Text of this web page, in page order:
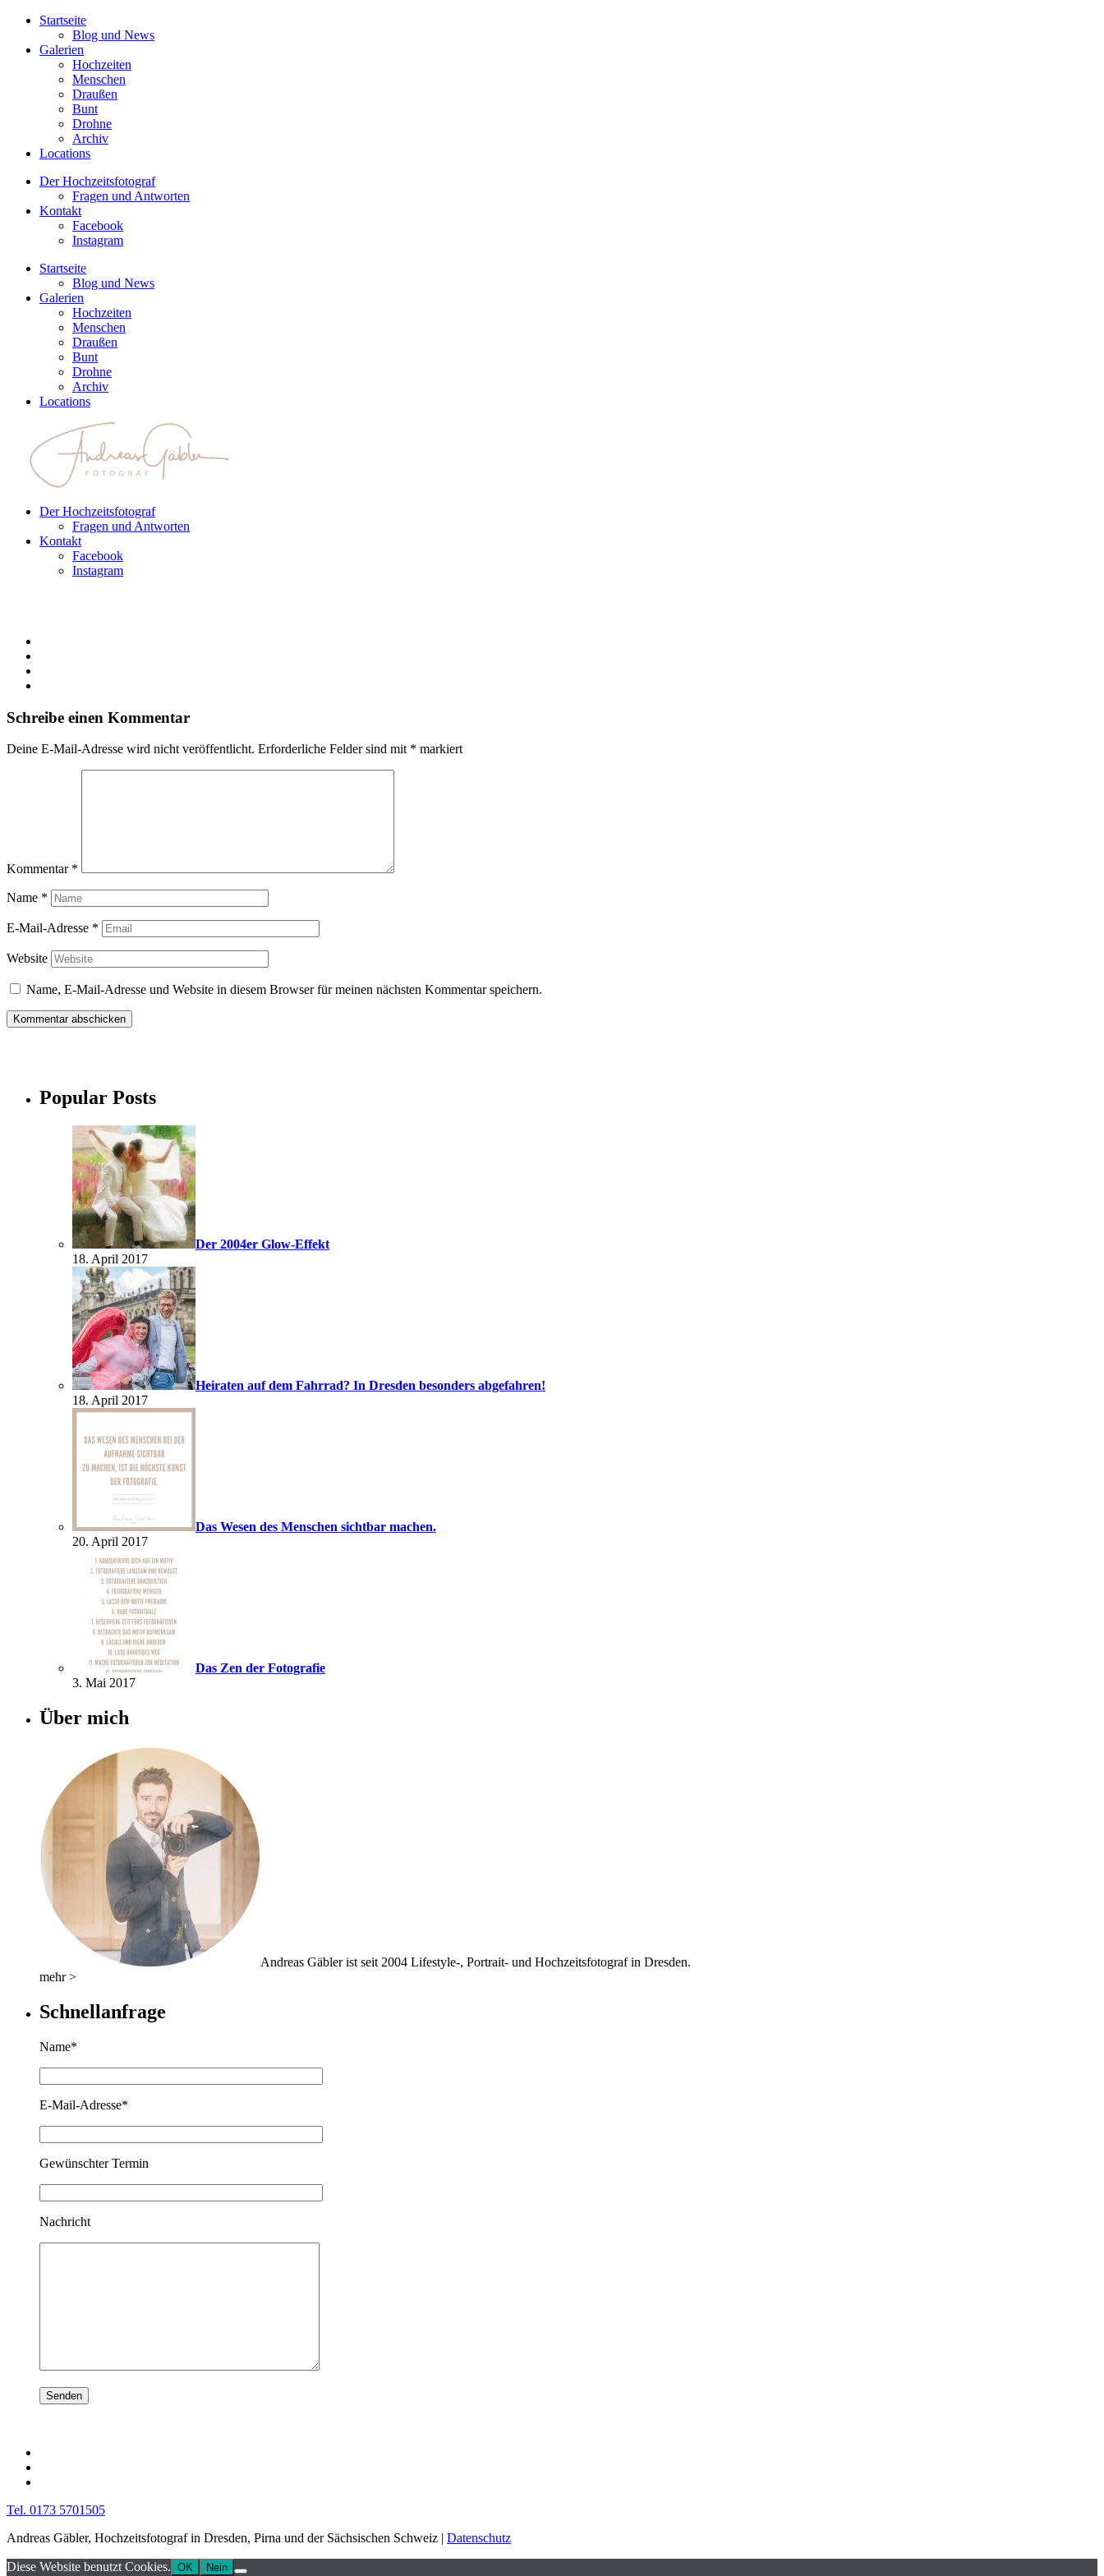
Startseite
Blog und News
Galerien
Hochzeiten
Menschen
Draußen
Bunt
Drohne
Archiv
Locations
Der Hochzeitsfotograf
Fragen und Antworten
Kontakt
Facebook
Instagram
Startseite
Blog und News
Galerien
Hochzeiten
Menschen
Draußen
Bunt
Drohne
Archiv
Locations
Der Hochzeitsfotograf
Fragen und Antworten
Kontakt
Facebook
Instagram
Schreibe einen Kommentar
Deine E-Mail-Adresse wird nicht veröffentlicht. Erforderliche Felder sind mit * markiert
Kommentar *
Name *
E-Mail-Adresse *
Website
Name, E-Mail-Adresse und Website in diesem Browser für meinen nächsten Kommentar speichern.
Popular Posts
Der 2004er Glow-Effekt
18. April 2017
Heiraten auf dem Fahrrad? In Dresden besonders abgefahren!
18. April 2017
Das Wesen des Menschen sichtbar machen.
20. April 2017
Das Zen der Fotografie
3. Mai 2017
Über mich
Andreas Gäbler ist seit 2004 Lifestyle-, Portrait- und Hochzeitsfotograf in Dresden.
mehr >
Schnellanfrage
Name*
E-Mail-Adresse*
Gewünschter Termin
Nachricht
Tel. 0173 5701505
Andreas Gäbler, Hochzeitsfotograf in Dresden, Pirna und der Sächsischen Schweiz | Datenschutz
Diese Website benutzt Cookies. OK Nein